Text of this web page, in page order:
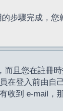
步驟完成，
且您在註冊
在登入前由自
收到 e-mail，